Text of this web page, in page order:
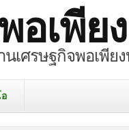
เพียง
เศรษฐกิจพอเพีย